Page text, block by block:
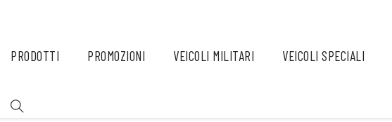
PRODOTTI PROMOZIONI VEICOLI MILITARI VEICOLI SPECIALI